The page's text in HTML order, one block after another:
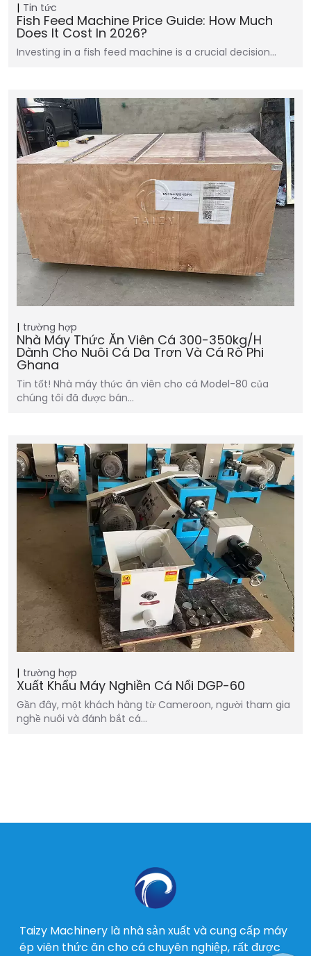
Tin tức
Fish Feed Machine Price Guide: How Much
Does It Cost In 2026?
Investing in a fish feed machine is a crucial decision…
trường hợp
Nhà Máy Thức Ăn Viên Cá 300-350kg/h
Dành Cho Nuôi Cá Da Trơn Và Cá Rô Phi
Ghana
Tin tốt! Nhà máy thức ăn viên cho cá Model-80 của
chúng tôi đã được bán…
trường hợp
Xuất Khẩu Máy Nghiền Cá Nổi DGP-60
Gần đây, một khách hàng từ Cameroon, người tham gia
nghề nuôi và đánh bắt cá…
Taizy Machinery là nhà sản xuất và cung cấp máy
ép viên thức ăn cho cá chuyên nghiệp, rất được